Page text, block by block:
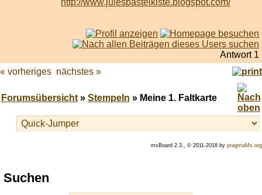
http://www.julesbastelkiste.blogspot.com/
Antwort 1
« vorheriges nächstes »
Forumsübersicht» Stempeln » Meine 1. Faltkarte
mxBoard 2.3., © 2011-2016 by pragmaMx.org
Play
best
Suchen